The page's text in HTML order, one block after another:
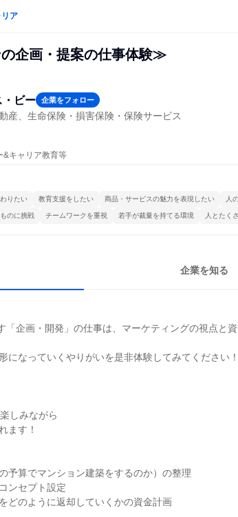
リア
企画・提案の仕事体験≫
・ビー 企業をフォロー
産、生命保険・損害保険・保険サービス
&キャリア教育等
りたい 教育支援をしたい 商品・サービスの魅力を表現したい 人
のに挑戦 チームワークを重視 若手が裁量を持てる環境 人とたく
企業を知る
企画・開発」の仕事は、マーケティングの視点と
になっていくやりがいを是非体験してみてください！
しみながら
ます！
予算でマンション建築をするのか）の整理
ンセプト設定
どのように返却していくかの資金計画